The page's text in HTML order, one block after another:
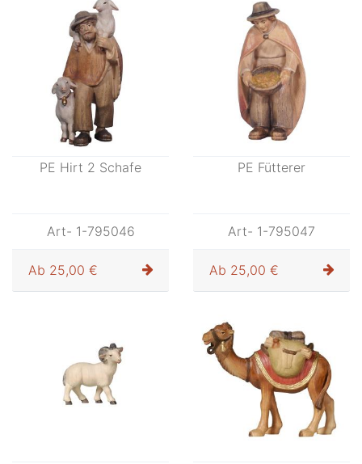
PE Hirt 2 Schafe
Art- 1-795046
Ab 25,00 €
PE Fütterer
Art- 1-795047
Ab 25,00 €